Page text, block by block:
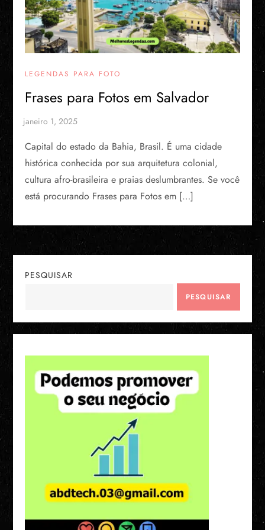
LEGENDAS PARA FOTO
Frases para Fotos em Salvador
Capital do estado da Bahia, Brasil. É uma cidade
histórica conhecida por sua arquitetura colonial,
cultura afro-brasileira e praias deslumbrantes. Se você
está procurando Frases para Fotos em […]
PESQUISAR
PESQUISAR